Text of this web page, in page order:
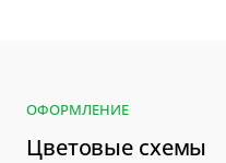
ОФОРМЛЕНИЕ
Цветовые схемы